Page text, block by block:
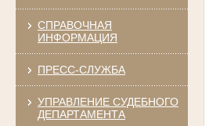
СПРАВОЧНАЯ
ИНФОРМАЦИЯ
ПРЕСС-СЛУЖБА
УПРАВЛЕНИЕ СУДЕБНОГО
ДЕПАРТАМЕНТА